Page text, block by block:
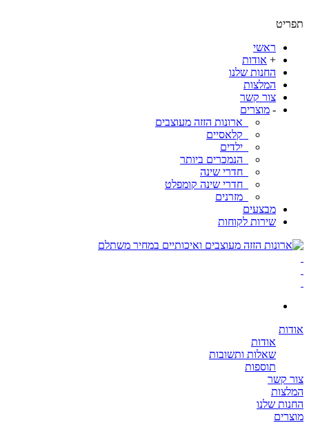
ראשי
אודות
החנות שלנו
המלצות
צור קשר
מוצרים
ארונות הזזה מעוצבים
קלאסיים
ילדים
הנמכרים ביותר
חדרי שינה
חדרי שינה קומפלט
מזרנים
מבצעים
שירות לקוחות
אודות
שאלות ותשובות
תוספות
קשר
שלנו